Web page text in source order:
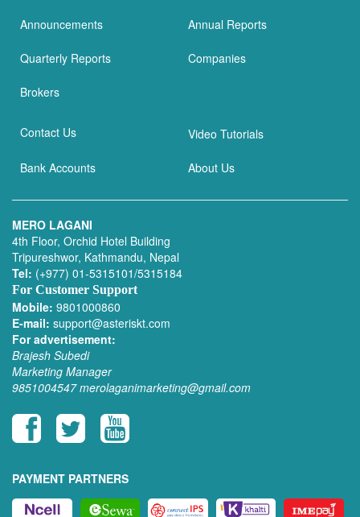
Announcements Annual Reports
Quarterly Reports Companies
Brokers
Contact Us Video Tutorials
Bank Accounts About Us
MERO LAGANI
4th Floor, Orchid Hotel Building
Tripureshwor, Kathmandu, Nepal
Tel: (+977) 01-5315101/5315184
For Customer Support
Mobile: 9801000860
E-mail: support@asteriskt.com
For advertisement:
Brajesh Subedi
Marketing Manager
9851004547 merolaganimarketing@gmail.com
PAYMENT PARTNERS